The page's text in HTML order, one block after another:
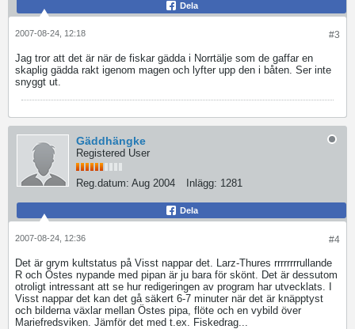
Dela
#3
2007-08-24, 12:18
Jag tror att det är när de fiskar gädda i Norrtälje som de gaffar en
skaplig gädda rakt igenom magen och lyfter upp den i båten. Ser inte
snyggt ut.
Gäddhängke
Registered User
Reg.datum: Aug 2004 Inlägg: 1281
Dela
#4
2007-08-24, 12:36
Det är grym kultstatus på Visst nappar det. Larz-Thures rrrrrrrrullande
R och Östes nypande med pipan är ju bara för skönt. Det är dessutom
otroligt intressant att se hur redigeringen av program har utvecklats. I
Visst nappar det kan det gå säkert 6-7 minuter när det är knäpptyst
och bilderna växlar mellan Östes pipa, flöte och en vybild över
Mariefredsviken. Jämför det med t.ex. Fiskedrag...